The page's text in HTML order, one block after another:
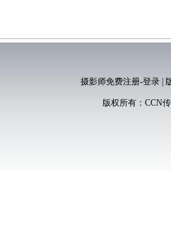
摄影师免费注册-登录|
版权所有： CCN